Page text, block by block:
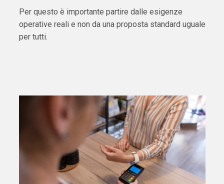
Per questo è importante partire dalle esigenze
operative reali e non da una proposta standard uguale
per tutti.